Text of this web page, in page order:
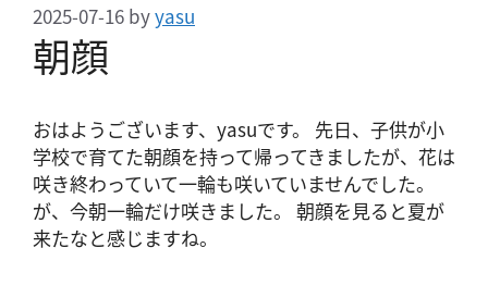
朝顔
2025-07-16 byyasu
おはようございます、yasuです。 先日、子供が小
学校で育てた朝顔を持って帰ってきましたが、花は
咲き終わっていて一輪も咲いていませんでした。
が、今朝一輪だけ咲きました。 朝顔を見ると夏が
来たなと感じますね。